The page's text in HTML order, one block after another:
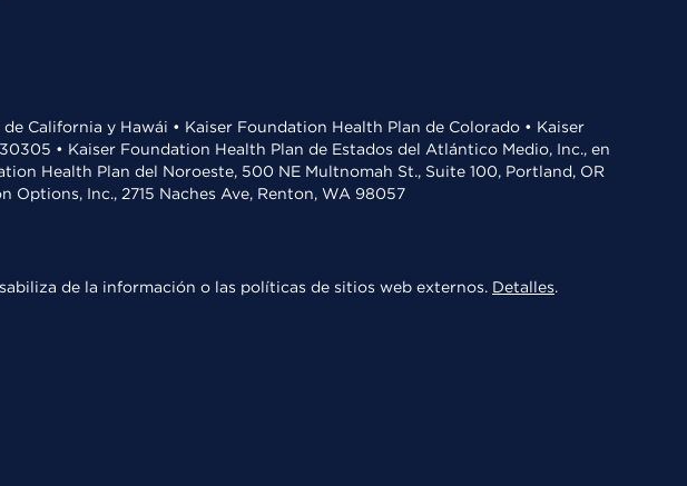
California y Hawái • Kaiser Foundation Health Plan de Colorado • Kaiser
• Kaiser Foundation Health Plan de Estados del Atlántico Medio, Inc., en
Health Plan del Noroeste, 500 NE Multnomah St., Suite 100, Portland, OR
Inc., 2715 Naches Ave, Renton, WA 98057
de la información o las políticas de sitios web externos. Detalles.